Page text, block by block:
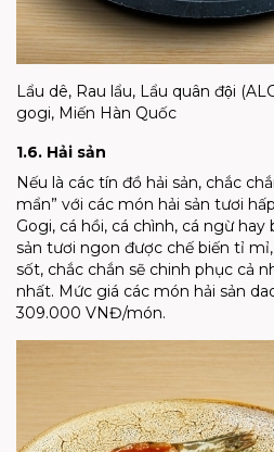
Lẩu dê, Rau lẩu, Lẩu quân đội
gogi, Miến Hàn Quốc
1.6. Hải sản
Nếu là các tín đồ hải sản, chắc
mẩn” với các món hải sản tươi
Gogi, cá hồi, cá chình, cá ngừ
sản tươi ngon được chế biến tỉ
sốt, chắc chắn sẽ chinh phục cả
nhất. Mức giá các món hải sản
309.000 VNĐ/món.